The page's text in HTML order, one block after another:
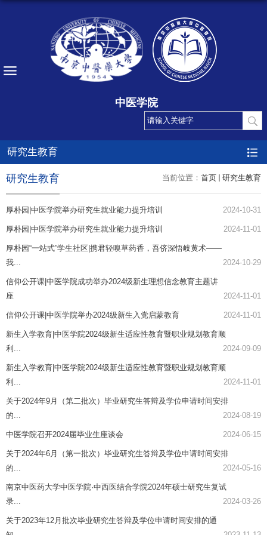
中医学院
研究生教育
当前位置： 首页 研究生教育
研究生教育
厚朴园|中医学院举办研究生就业能力提升培训 2024-10-31
厚朴园|中医学院举办研究生就业能力提升培训 2024-11-01
厚朴园“一站式”学生社区|携君轻嗅草药香，吾侪深悟岐黄术——
我...
2024-10-29
信仰公开课|中医学院成功举办2024级新生理想信念教育主题讲
座
2024-11-01
信仰公开课|中医学院举办2024级新生入党启蒙教育 2024-11-01
新生入学教育|中医学院2024级新生适应性教育暨职业规划教育顺
利...
2024-09-09
新生入学教育|中医学院2024级新生适应性教育暨职业规划教育顺
利...
2024-11-01
关于2024年9月（第二批次）毕业研究生答辩及学位申请时间安排
的...
2024-08-19
中医学院召开2024届毕业生座谈会 2024-06-15
关于2024年6月（第一批次）毕业研究生答辩及学位申请时间安排
的...
2024-05-16
南京中医药大学中医学院·中西医结合学院2024年硕士研究生复试
录...
2024-03-26
关于2023年12月批次毕业研究生答辩及学位申请时间安排的通